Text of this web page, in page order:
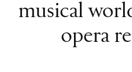
musical
opera